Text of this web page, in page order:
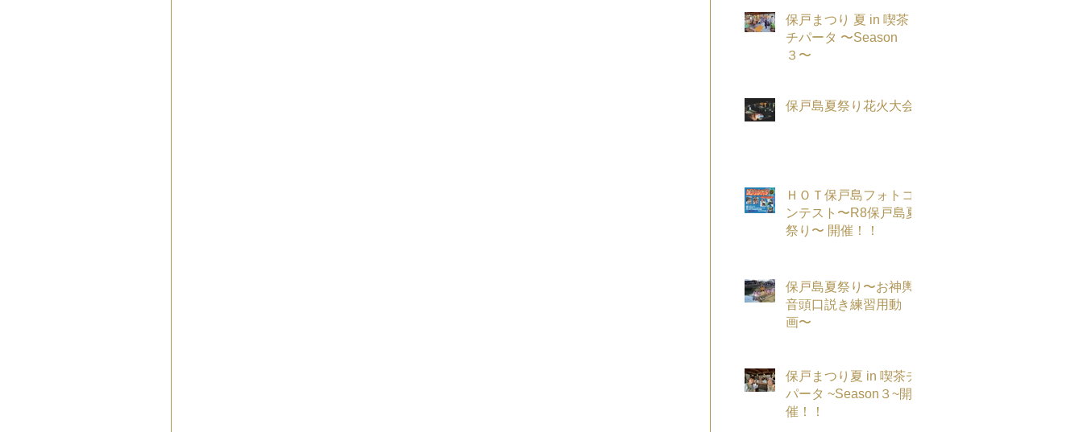
保戸まつり 夏 in 喫茶
チパータ 〜Season
３〜
保戸島夏祭り花火大会
ＨＯＴ保戸島フォトコ
ンテスト〜R8保戸島夏
祭り〜 開催！！
保戸島夏祭り〜お神輿
音頭口説き練習用動
画〜
保戸まつり夏 in 喫茶チ
パータ ~Season３~開
催！！